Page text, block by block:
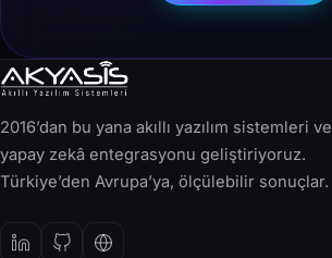
2016’dan bu yana akıllı yazılım sistemleri ve
yapay zekâ entegrasyonu geliştiriyoruz.
Türkiye’den Avrupa’ya, ölçülebilir sonuçlar.